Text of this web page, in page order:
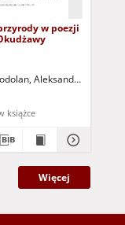
w poezji
Aleksandra (1974- )
książce
Więcej